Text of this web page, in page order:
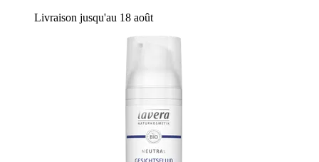
Livraison jusqu'au 18 août